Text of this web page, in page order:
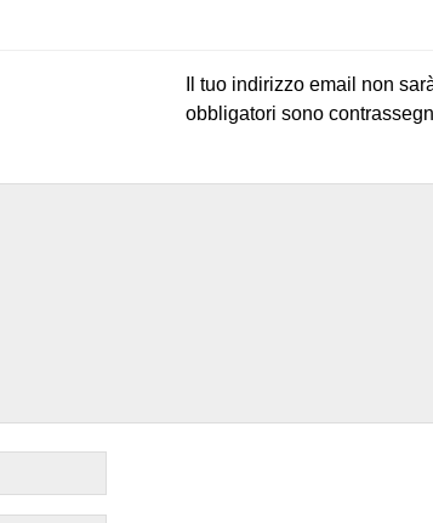
Il tuo indirizzo email non
obbligatori sono